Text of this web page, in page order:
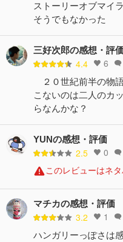
ストーリーオブマイ
そうでもなかった
三好次郎の感想・評
4.4 6
２０世紀前半の物
こないのは二人のカ
らなんかな？
YUNの感想・評価
2.5 0
このレビューはネ
マチカの感想・評価
3.2 1
ハンガリーっぽさは